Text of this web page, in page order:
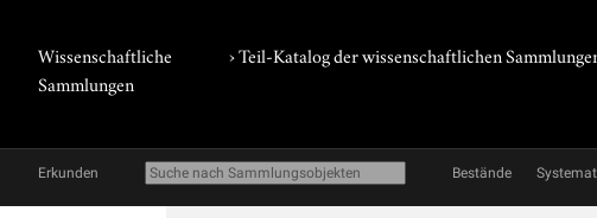
Wissenschaftliche
Sammlungen
› Teil-Katalog der wissenschaftlichen
Erkunden Bestände